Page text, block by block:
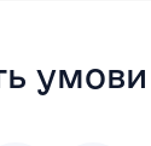
нагляд
(контроль)